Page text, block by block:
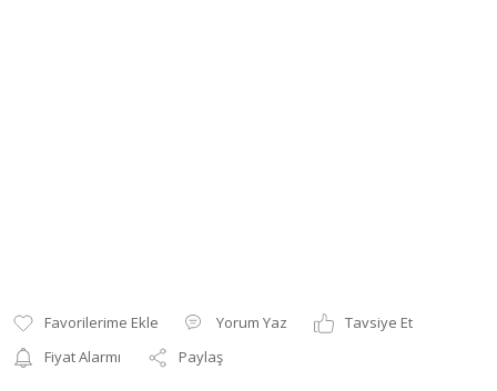
Yorum Yaz
Tavsiye Et
Fiyat Alarmı
Paylaş